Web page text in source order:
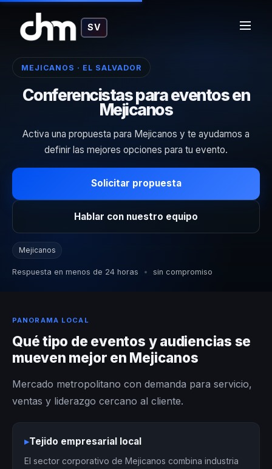
SV
MEJICANOS · EL SALVADOR
Conferencistas para eventos en
Mejicanos
Activa una propuesta para Mejicanos y te ayudamos a
definir las mejores opciones para tu evento.
Solicitar propuesta
Hablar con nuestro equipo
Mejicanos
Respuesta en menos de 24 horas • sin compromiso
PANORAMA LOCAL
Qué tipo de eventos y audiencias se
mueven mejor en Mejicanos
Mercado metropolitano con demanda para servicio,
ventas y liderazgo cercano al cliente.
▸Tejido empresarial local
El sector corporativo de Mejicanos combina industria